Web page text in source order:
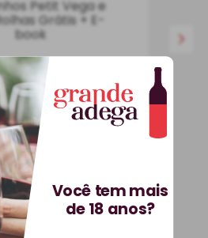
Petit Vega e
Grátis + E-
book
Espanha
536 25%OFF
399
Você tem mais
de 18 anos?